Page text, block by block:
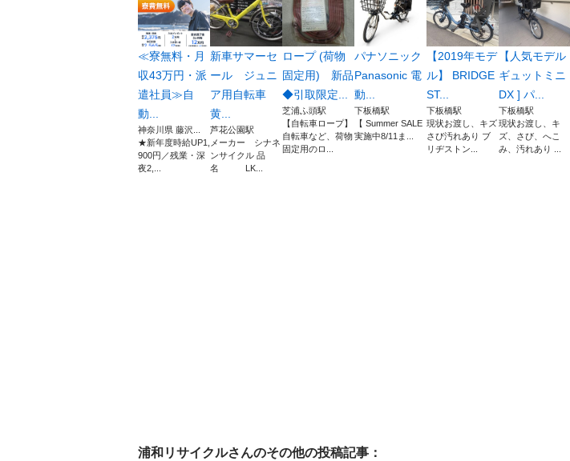
≪寮無料・月
収43万円・派
遣社員≫自
動...
神奈川県 藤沢...
★新年度時給UP1,
900円／残業・深
夜2,...
新車サマーセ
ール ジュニ
ア用自転車
黄...
芦花公園駅
メーカー シナネ
ンサイクル 品
名 LK...
ロープ (荷物
固定用) 新品
◆引取限定...
芝浦ふ頭駅
【自転車ロープ】
自転車など、荷物
固定用のロ...
パナソニック
Panasonic 電
動...
下板橋駅
【 Summer SALE
実施中8/11ま...
【2019年モデ
ル】 BRIDGE
ST...
下板橋駅
現状お渡し、キズ
さび汚れあり ブ
リヂストン...
【人気モデル
ギュットミニ
DX ] パ...
下板橋駅
現状お渡し、キ
ズ、さび、へこ
み、汚れあり ...
浦和リサイクルさんのその他の投稿記事：